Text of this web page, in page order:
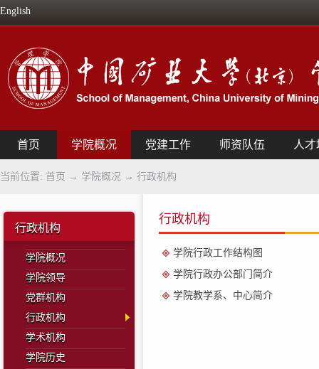
English
首页 学院概况 党建工作 师资队伍 人
当前位置: 首页 → 学院概况 → 行政机构
行政机构
学院概况
学院领导
党群机构
行政机构
学术机构
学院历史
行政机构
学院行政工作结构图
学院行政办公部门简介
学院教学系、中心简介